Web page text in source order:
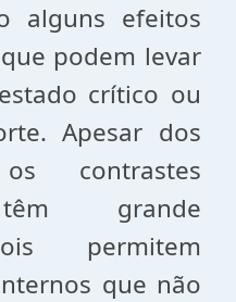
alguns efeitos
podem levar
crítico ou
Apesar dos
contrastes
grande
permitem
que não